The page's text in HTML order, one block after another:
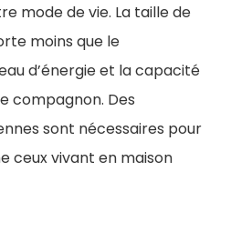
mode de vie. La taille de
moins que le
d’énergie et la capacité
compagnon. Des
sont nécessaires pour
ceux vivant en maison